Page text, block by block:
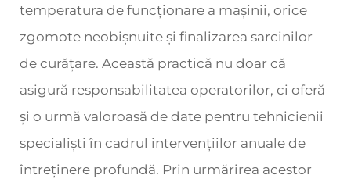
temperatura de funcționare a mașinii, orice
zgomote neobișnuite și finalizarea sarcinilor
de curățare. Această practică nu doar că
asigură responsabilitatea operatorilor, ci oferă
și o urmă valoroasă de date pentru tehnicienii
specialiști în cadrul intervențiilor anuale de
întreținere profundă. Prin urmărirea acestor